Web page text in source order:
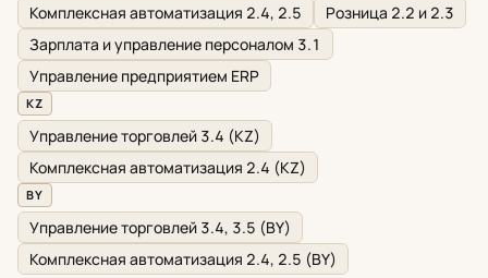
Комплексная автоматизация 2.4, 2.5
Розница 2.2 и 2.3
Зарплата и управление персоналом 3.1
Управление предприятием ERP
KZ
Управление торговлей 3.4 (KZ)
Комплексная автоматизация 2.4 (KZ)
BY
Управление торговлей 3.4, 3.5 (BY)
Комплексная автоматизация 2.4, 2.5 (BY)